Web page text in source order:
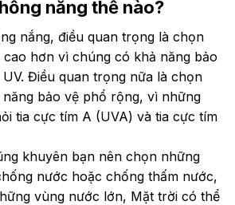
nắng thế nào?
nắng, điều quan trọng là chọn
cao hơn vì chúng có khả năng bảo
Điều quan trọng nữa là chọn
bảo vệ phổ rộng, vì những
tia cực tím A (UVA) và tia cực tím
khuyên bạn nên chọn những
nước hoặc chống thấm nước,
vùng nước lớn, Mặt trời có thể